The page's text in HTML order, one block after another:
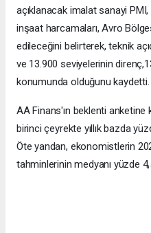
açıklanacak imalat sanayi
inşaat harcamaları, Avro
edileceğini belirterek, teknik
ve 13.900 seviyelerinin
konumunda olduğunu kaydetti.
AA Finans'ın beklenti anketine
birinci çeyrekte yıllık bazda
Öte yandan, ekonomistlerin
tahminlerinin medyanı yüzde